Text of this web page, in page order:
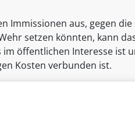
Immissionen aus, gegen
setzen könnten, kann
im öffentlichen Interesse ist
Kosten verbunden ist.